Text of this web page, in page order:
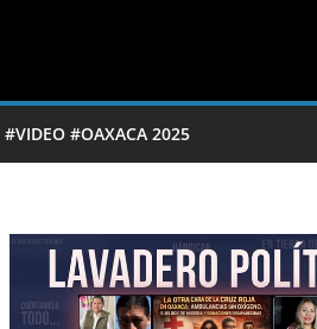
#VIDEO #OAXACA 2025